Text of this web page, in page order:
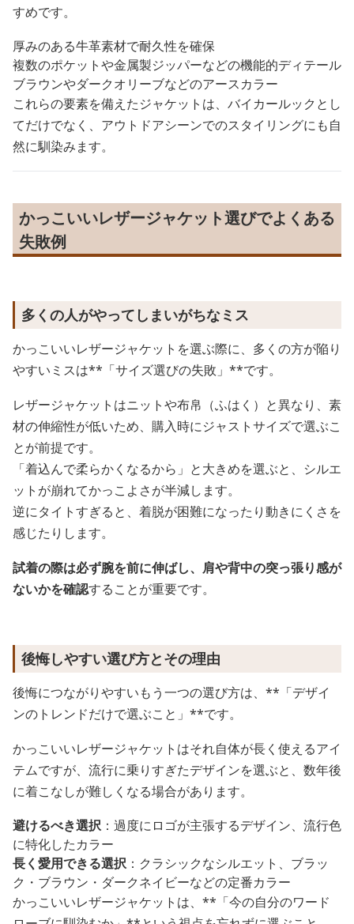
すめです。
厚みのある牛革素材で耐久性を確保
複数のポケットや金属製ジッパーなどの機能的ディテール
ブラウンやダークオリーブなどのアースカラー
これらの要素を備えたジャケットは、バイカールックとし
てだけでなく、アウトドアシーンでのスタイリングにも自
然に馴染みます。
かっこいいレザージャケット選びでよくある
失敗例
多くの人がやってしまいがちなミス
かっこいいレザージャケットを選ぶ際に、多くの方が陥り
やすいミスは**「サイズ選びの失敗」**です。
レザージャケットはニットや布帛（ふはく）と異なり、素
材の伸縮性が低いため、購入時にジャストサイズで選ぶこ
とが前提です。
「着込んで柔らかくなるから」と大きめを選ぶと、シルエ
ットが崩れてかっこよさが半減します。
逆にタイトすぎると、着脱が困難になったり動きにくさを
感じたりします。
試着の際は必ず腕を前に伸ばし、肩や背中の突っ張り感が
ないかを確認することが重要です。
後悔しやすい選び方とその理由
後悔につながりやすいもう一つの選び方は、**「デザイ
ンのトレンドだけで選ぶこと」**です。
かっこいいレザージャケットはそれ自体が長く使えるアイ
テムですが、流行に乗りすぎたデザインを選ぶと、数年後
に着こなしが難しくなる場合があります。
避けるべき選択 ：過度にロゴが主張するデザイン、流行色
に特化したカラー
長く愛用できる選択 ：クラシックなシルエット、ブラッ
ク・ブラウン・ダークネイビーなどの定番カラー
かっこいいレザージャケットは、**「今の自分のワード